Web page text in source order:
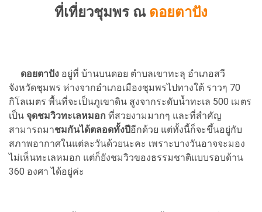
ที่เที่ยวชุมพร ณ ดอยตาปัง
ดอยตาปัง อยู่ที่ บ้านบนดอย ตำบลเขาทะลุ อำเภอสวี
จังหวัดชุมพร ห่างจากอำเภอเมืองชุมพรไปทางใต้ ราวๆ 70
กิโลเมตร พื้นที่จะเป็นภูเขาดิน สูงจากระดับน้ำทะเล 500 เมตร
เป็น จุดชมวิวทะเลหมอก ที่สวยงามมากๆ และที่สำคัญ
สามารถมาชมกันได้ตลอดทั้งปีอีกด้วย แต่ทั้งนี้ก็จะขึ้นอยู่กับ
สภาพอากาศในแต่ละวันด้วยนะคะ เพราะบางวันอาจจะมอง
ไม่เห็นทะเลหมอก แต่ก็ยังชมวิวของธรรมชาติแบบรอบด้าน
360 องศา ได้อยู่ค่ะ